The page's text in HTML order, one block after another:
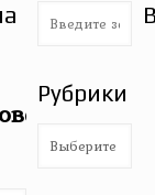
Рубрики
Рубрики